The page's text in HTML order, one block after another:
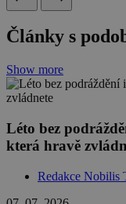
Články s
Show more
Léto bez
která hravě
Redakce Nobilis